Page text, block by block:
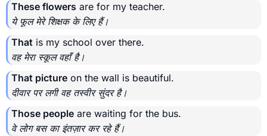
These flowers are for my teacher.
ये फूल मेरे शिक्षक के लिए हैं।
That is my school over there.
वह मेरा स्कूल वहाँ है।
That picture on the wall is beautiful.
दीवार पर लगी वह तस्वीर सुंदर है।
Those people are waiting for the bus.
वे लोग बस का इंतज़ार कर रहे हैं।